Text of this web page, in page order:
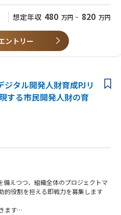
身につきます。
するスキル
ることが好きな方
方
整ができる方
り添い、リーダーシップを発揮して協
ができる
垂範の意識を持っている
等が苦にならない方
想定年収 480 万円 ~ 820 万円
ントリー
ジタル開発人財育成PJリ
する市民開発人財の育
えつつ、組織全体のプロジェクトマ
的役割を担える即戦力を募集します
ます